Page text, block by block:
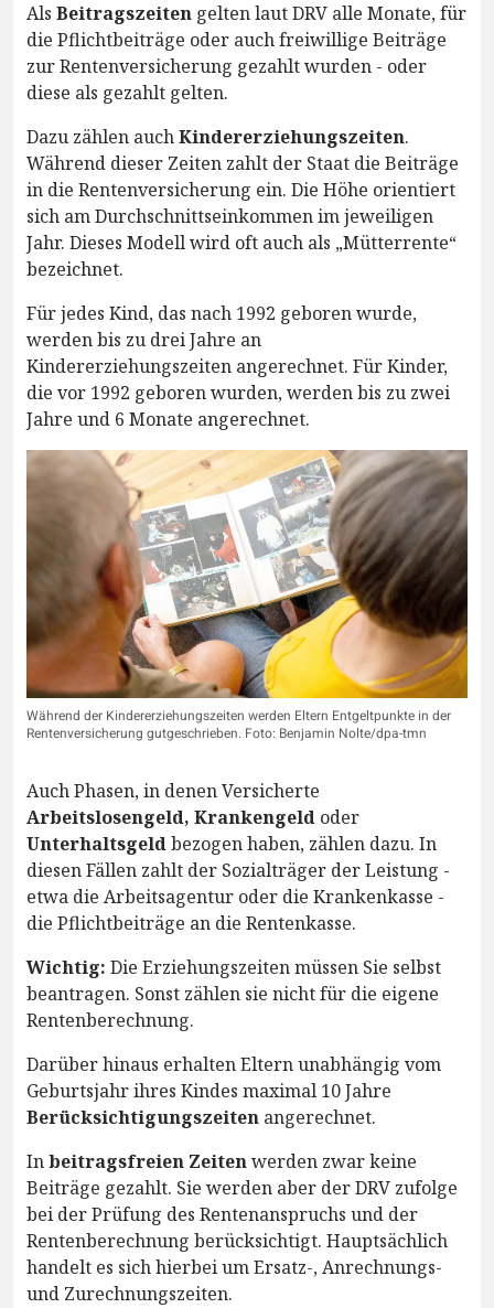
Als Beitragszeiten gelten laut DRV alle Monate, für
die Pflichtbeiträge oder auch freiwillige Beiträge
zur Rentenversicherung gezahlt wurden - oder
diese als gezahlt gelten.
Dazu zählen auchKindererziehungszeiten.
Während dieser Zeiten zahlt der Staat die Beiträge
in die Rentenversicherung ein. Die Höhe orientiert
sich am Durchschnittseinkommen im jeweiligen
Jahr. Dieses Modell wird oft auch als „Mütterrente“
bezeichnet.
Für jedes Kind, das nach 1992 geboren wurde,
werden bis zu drei Jahre an
Kindererziehungszeiten angerechnet. Für Kinder,
die vor 1992 geboren wurden, werden bis zu zwei
Jahre und 6 Monate angerechnet.
Während der Kindererziehungszeiten werden Eltern Entgeltpunkte in der
Rentenversicherung gutgeschrieben. Foto: Benjamin Nolte/dpa-tmn
Auch Phasen, in denen Versicherte
Arbeitslosengeld, Krankengeld oder
Unterhaltsgeldbezogen haben, zählen dazu. In
diesen Fällen zahlt der Sozialträger der Leistung -
etwa die Arbeitsagentur oder die Krankenkasse -
die Pflichtbeiträge an die Rentenkasse.
Wichtig: Die Erziehungszeiten müssen Sie selbst
beantragen. Sonst zählen sie nicht für die eigene
Rentenberechnung.
Darüber hinaus erhalten Eltern unabhängig vom
Geburtsjahr ihres Kindes maximal 10 Jahre
Berücksichtigungszeiten angerechnet.
Inbeitragsfreien Zeitenwerden zwar keine
Beiträge gezahlt. Sie werden aber der DRV zufolge
bei der Prüfung des Rentenanspruchs und der
Rentenberechnung berücksichtigt. Hauptsächlich
handelt es sich hierbei um Ersatz-, Anrechnungs-
und Zurechnungszeiten.